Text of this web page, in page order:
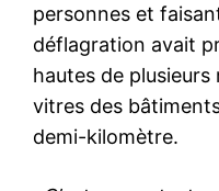
personnes et
déflagration avait
hautes de
vitres des
demi-kilomètre.